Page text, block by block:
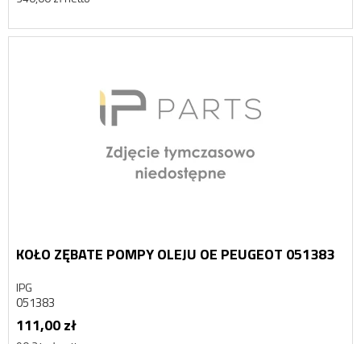
KOŁO ZĘBATE POMPY OLEJU OE PEUGEOT 051383
IPG
051383
111,00 zł